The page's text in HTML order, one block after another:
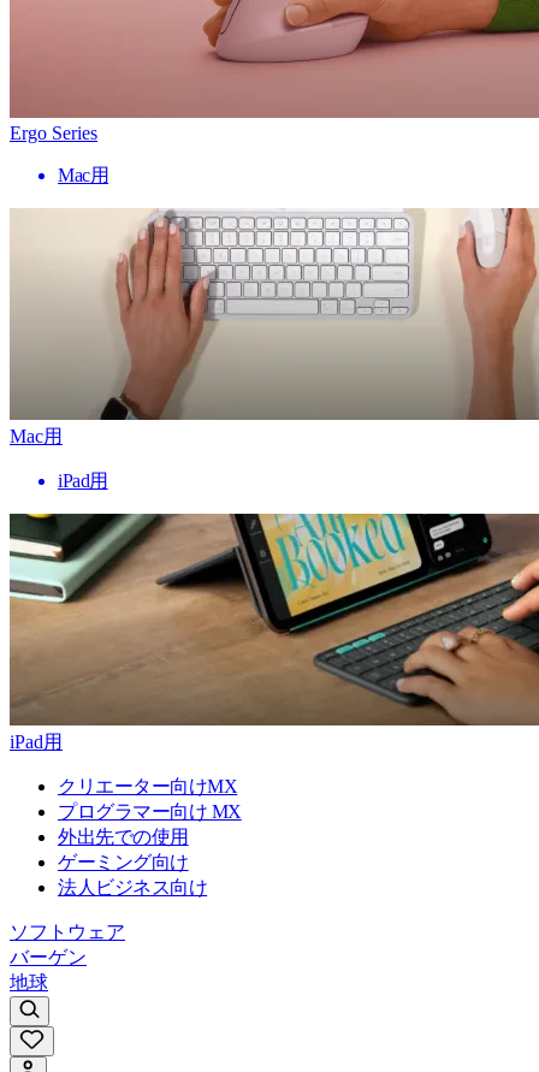
Ergo Series
Mac用
Mac用
iPad用
iPad用
クリエーター向けMX
プログラマー向け MX
外出先での使用
ゲーミング向け
法人ビジネス向け
ソフトウェア
バーゲン
地球